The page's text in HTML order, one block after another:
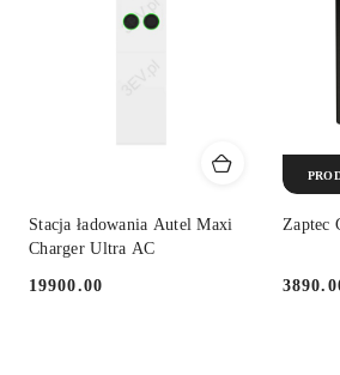
Stacja ładowania Autel Maxi
Charger Ultra AC
19900.00
Zaptec